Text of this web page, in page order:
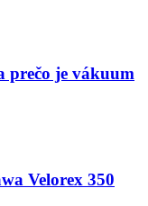
prečo je vákuum
Velorex 350